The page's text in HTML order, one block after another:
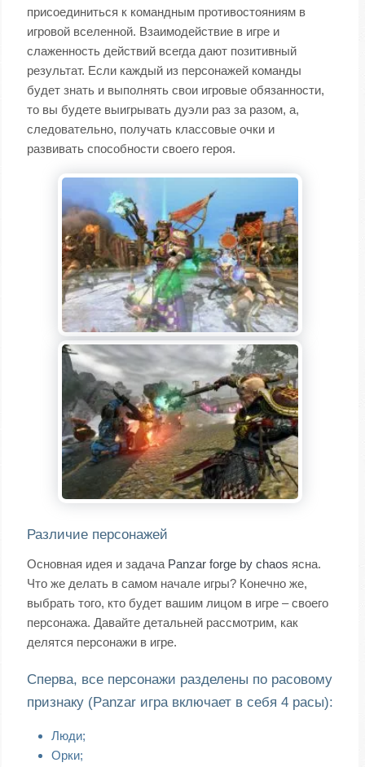
присоединиться к командным противостояниям в
игровой вселенной. Взаимодействие в игре и
слаженность действий всегда дают позитивный
результат. Если каждый из персонажей команды
будет знать и выполнять свои игровые обязанности,
то вы будете выигрывать дуэли раз за разом, а,
следовательно, получать классовые очки и
развивать способности своего героя.
Различие персонажей
Основная идея и задача Panzar forge by chaos ясна.
Что же делать в самом начале игры? Конечно же,
выбрать того, кто будет вашим лицом в игре – своего
персонажа. Давайте детальней рассмотрим, как
делятся персонажи в игре.
Сперва, все персонажи разделены по расовому
признаку (Panzar игра включает в себя 4 расы):
Люди;
Орки;